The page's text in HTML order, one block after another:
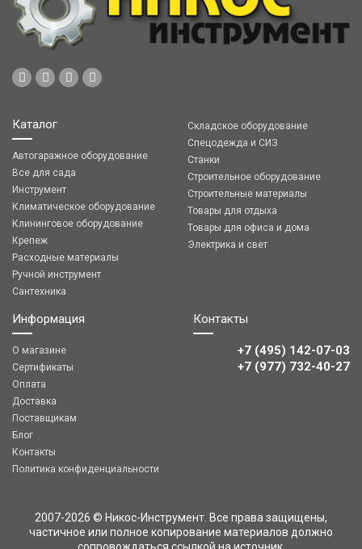
Каталог
Автогаражное оборудование
Все для сада
Инструмент
Климатическое оборудование
Клининговое оборудование
Крепеж
Расходные материалы
Ручной инструмент
Сантехника
Складское оборудование
Спецодежда и СИЗ
Станки
Строительное оборудование
Строительные материалы
Товары для отдыха
Товары для офиса и дома
Электрика и свет
Информация
О магазине
Сертификаты
Оплата
Доставка
Поставщикам
Блог
Контакты
Политика конфиденциальности
Контакты
+7 (495) 142-07-03
‎‎+7 (977) 732-40-27
2007-2026 © Никос-Инструмент. Все права защищены,
частичное или полное копирование материалов должно